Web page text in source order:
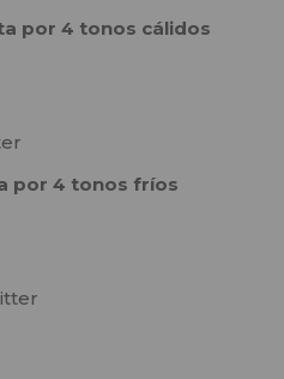
por 4 tonos cálidos
por 4 tonos fríos